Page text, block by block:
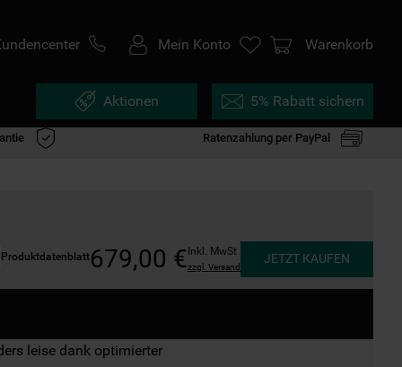
Mein Konto Warenkorb
Aktionen 5% Rabatt sichern
Ratenzahlung per PayPal
Produktdatenblatt679,00 € Inkl. MwSt
zzgl. Versand
JETZT KAUFEN
leise dank optimierter